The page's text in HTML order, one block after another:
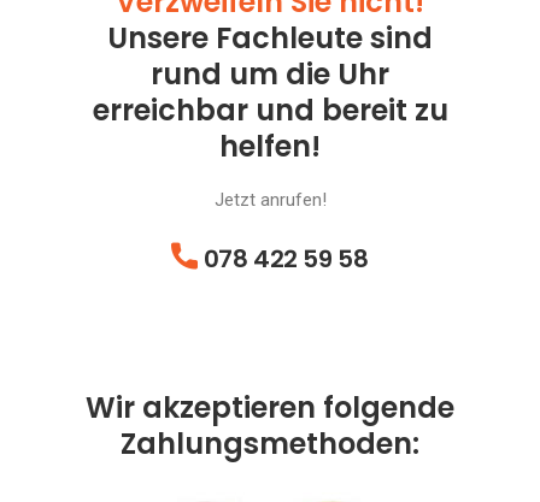
Unsere Fachleute sind
rund um die Uhr
erreichbar und bereit zu
helfen!
Jetzt anrufen!
078 422 59 58
Wir akzeptieren folgende
Zahlungsmethoden: